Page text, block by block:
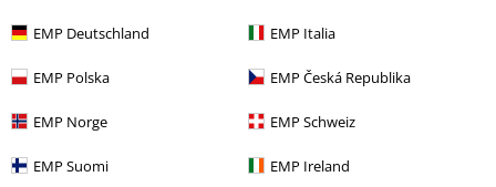
EMP Deutschland EMP Italia
EMP Polska EMP Česká Republika
EMP Norge EMP Schweiz
EMP Suomi EMP Ireland
Más categorías. Más opciones
Ropa Vestidos
Ropa & accesorios Vestidos
Tallas Grandes Vestidos Largos